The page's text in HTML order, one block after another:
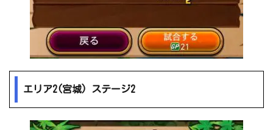
エリア2(宮城) ステージ2